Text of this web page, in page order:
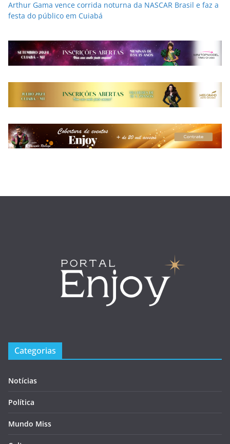
Arthur Gama vence corrida noturna da NASCAR Brasil e faz a
festa do público em Cuiabá
Categorias
Notícias
Política
Mundo Miss